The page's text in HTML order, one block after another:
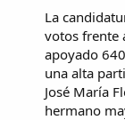
La
votos frente
apoyado
una alta
José María
hermano